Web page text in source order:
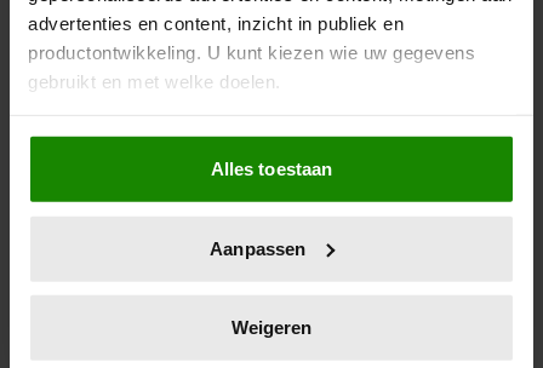
advertenties en content, inzicht in publiek en
productontwikkeling. U kunt kiezen wie uw gegevens
gebruikt en met welke doelen.
Als u het toestaat, willen we ook graag:
Informatie verzamelen over uw geografische
locatie, die tot een paar meter nauwkeurig kan zijn
scannen op specifieke eigenschappen (fingerprinting)
verwerkt en stel uw voorkeuren in het
Alles toestaan
Aanpassen
Weigeren